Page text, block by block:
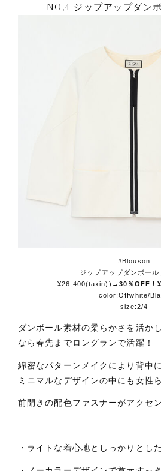
NO,4 ジップアップダン
#Blouson
ジップアップダンボール
¥26,400(taxin)) →30％OFF！
color:Offwhite/
size:2/4
ダンボール素材の柔らかさを活か
なら春先までロングランで活躍！
綿密なパターンメイクにより背中
ミニマルなデザインの中にも女性
前開きの配色ファスナーがアクセ
・ライトな着心地としっかりとし